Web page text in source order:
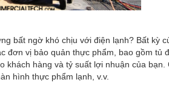
bất ngờ khó chịu với điện lạnh? Bất kỳ
đơn vị bảo quản thực phẩm, bao gồm tủ
hàng và tỷ suất lợi nhuận của bạn.
hình thực phẩm lạnh, v.v.